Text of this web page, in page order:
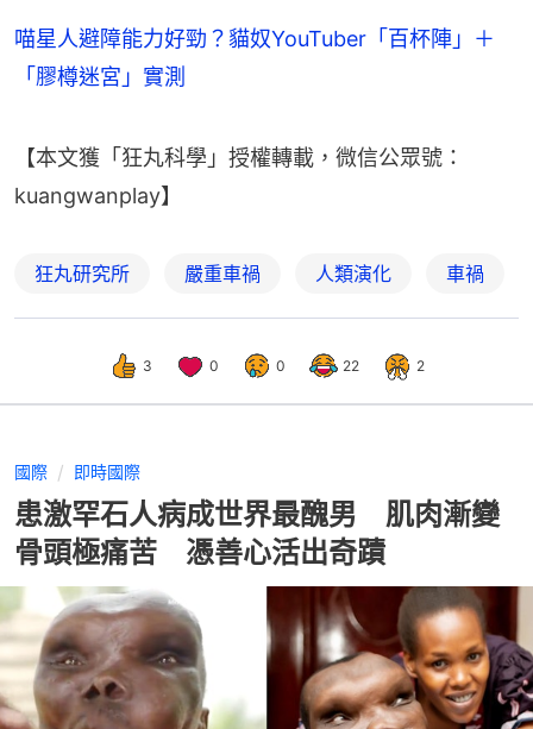
喵星人避障能力好勁？貓奴YouTuber「百杯陣」＋
「膠樽迷宮」實測
【本文獲「狂丸科學」授權轉載，微信公眾號：
kuangwanplay】
狂丸研究所 嚴重車禍 人類演化 車禍
3 0 0 22 2
國際 即時國際
患激罕石人病成世界最醜男 肌肉漸變
骨頭極痛苦 憑善心活出奇蹟